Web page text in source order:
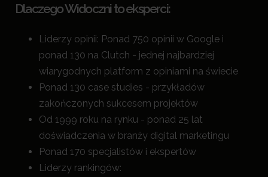
Dlaczego Widoczni to eksperci:
Liderzy opinii: Ponad 750 opinii w Google i
ponad 130 na Clutch - jednej najbardziej
wiarygodnych platform z opiniami na świecie
Ponad 130 case studies - przykładów
zakończonych sukcesem projektów
Od 1999 roku na rynku - ponad 25 lat
doświadczenia w branży digital marketingu
Ponad 170 specjalistów i ekspertów
Liderzy rankingów: